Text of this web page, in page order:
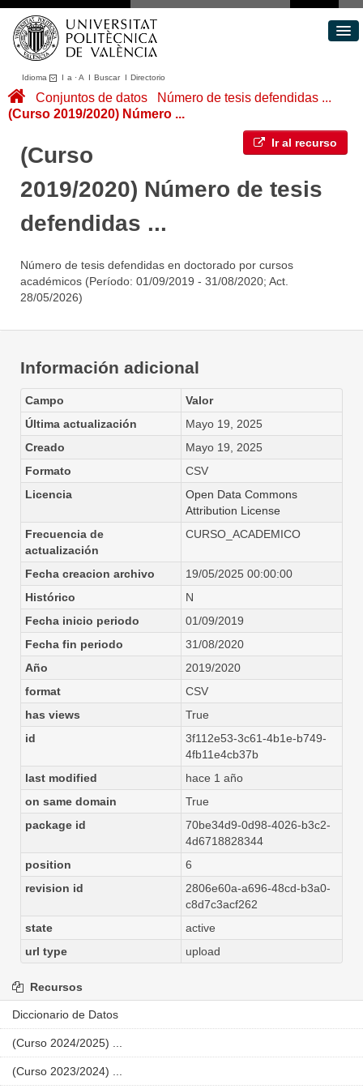
Idioma I a ·A I BuscarI Directorio
Conjuntos de datos
Áreas
Portal de Transparencia
Conjuntos de datos
Número de tesis defendidas ...
(Curso 2019/2020) Número ...
Ir al recurso
(Curso
2019/2020) Número de tesis
defendidas ...
Número de tesis defendidas en doctorado por cursos
académicos (Período: 01/09/2019 - 31/08/2020; Act.
28/05/2026)
Información adicional
Campo
Valor
Última actualización
Mayo 19, 2025
Creado
Mayo 19, 2025
Formato
CSV
Licencia
Open Data Commons
Attribution License
Frecuencia de
actualización
CURSO_ACADEMICO
Fecha creacion archivo
19/05/2025 00:00:00
Histórico
N
Fecha inicio periodo
01/09/2019
Fecha fin periodo
31/08/2020
Año
2019/2020
format
CSV
has views
True
id
3f112e53-3c61-4b1e-b749-
4fb11e4cb37b
last modified
hace 1 año
on same domain
True
package id
70be34d9-0d98-4026-b3c2-
4d6718828344
position
6
revision id
2806e60a-a696-48cd-b3a0-
c8d7c3acf262
state
active
url type
upload
Recursos
Diccionario de Datos
(Curso 2024/2025) ...
(Curso 2023/2024) ...